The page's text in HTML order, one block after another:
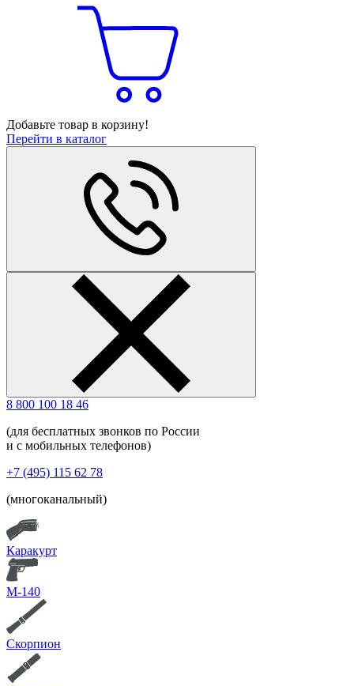
Добавьте товар в корзину!
Перейти в каталог
8 800 100 18 46
(для бесплатных звонков по России
и с мобильных телефонов)
+7 (495) 115 62 78
(многоканальный)
Каракурт
М-140
Скорпион